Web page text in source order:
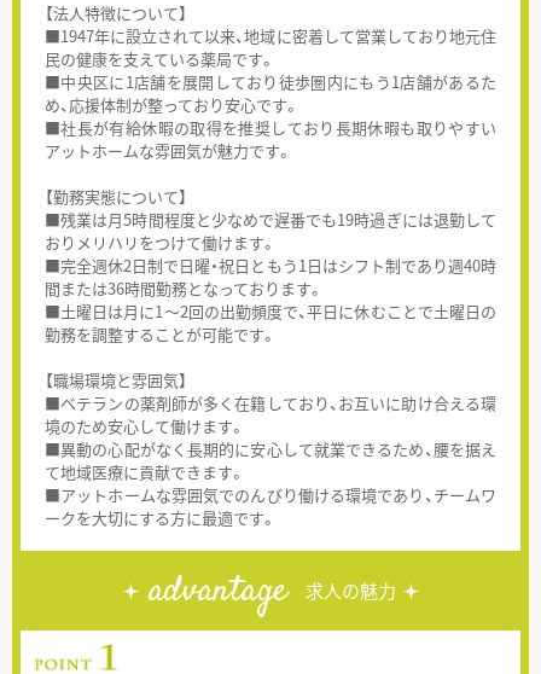
【法人特徴について】
■1947年に設立されて以来、地域に密着して営業しており地元住
民の健康を支えている薬局です。
■中央区に1店舗を展開しており徒歩圏内にもう1店舗があるた
め、応援体制が整っており安心です。
■社長が有給休暇の取得を推奨しており長期休暇も取りやすい
アットホームな雰囲気が魅力です。
【勤務実態について】
■残業は月5時間程度と少なめで遅番でも19時過ぎには退勤して
おりメリハリをつけて働けます。
■完全週休2日制で日曜・祝日ともう1日はシフト制であり週40時
間または36時間勤務となっております。
■土曜日は月に1〜2回の出勤頻度で、平日に休むことで土曜日の
勤務を調整することが可能です。
【職場環境と雰囲気】
■ベテランの薬剤師が多く在籍しており、お互いに助け合える環
境のため安心して働けます。
■異動の心配がなく長期的に安心して就業できるため、腰を据え
て地域医療に貢献できます。
■アットホームな雰囲気でのんびり働ける環境であり、チームワ
ークを大切にする方に最適です。
advantage 求人の魅力